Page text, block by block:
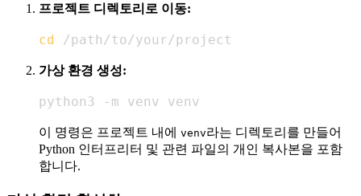
프로젝트 디렉토리로 이동:
cd /path/to/your/project
가상 환경 생성:
python3 -m venv venv
이 명령은 프로젝트 내에 venv라는 디렉토리를 만들어
Python 인터프리터 및 관련 파일의 개인 복사본을 포함
합니다.